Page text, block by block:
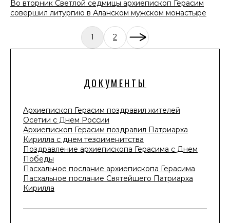
ДОКУМЕНТЫ
Архиепископ Герасим поздравил жителей
Осетии с Днем России
Архиепископ Герасим поздравил Патриарха
Кирилла с днем тезоименитства
Поздравление архиепископа Герасима с Днем
Победы
Пасхальное послание архиепископа Герасима
Пасхальное послание Святейшего Патриарха
Кирилла
Во вторник Светлой седмицы архиепископ Герасим
совершил литургию в Аланском мужском монастыре
1 2